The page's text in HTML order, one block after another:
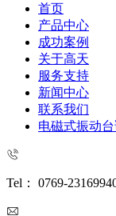
首页
产品中心
成功案例
关于高天
服务支持
新闻中心
联系我们
电磁式振动
Tel： 0769-